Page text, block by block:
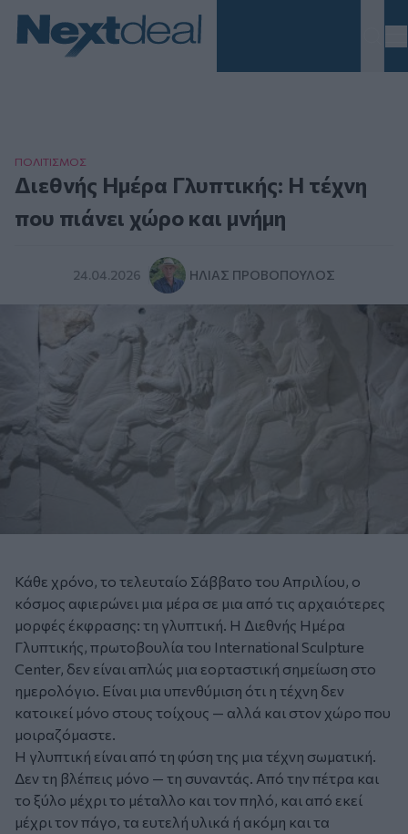
ΠΟΛΙΤΙΣΜΟΣ
Διεθνής Ημέρα Γλυπτικής: Η τέχνη
που πιάνει χώρο και μνήμη
24.04.2026 ΗΛΊΑΣ ΠΡΟΒΌΠΟΥΛΟΣ
Κάθε χρόνο, το τελευταίο Σάββατο του Απριλίου, ο
κόσμος αφιερώνει μια μέρα σε μια από τις αρχαιότερες
μορφές έκφρασης: τη γλυπτική. Η Διεθνής Ημέρα
Γλυπτικής, πρωτοβουλία του International Sculpture
Center, δεν είναι απλώς μια εορταστική σημείωση στο
ημερολόγιο. Είναι μια υπενθύμιση ότι η τέχνη δεν
κατοικεί μόνο στους τοίχους — αλλά και στον χώρο που
μοιραζόμαστε.
Η γλυπτική είναι από τη φύση της μια τέχνη σωματική.
Δεν τη βλέπεις μόνο — τη συναντάς. Από την πέτρα και
το ξύλο μέχρι το μέταλλο και τον πηλό, και από εκεί
μέχρι τον πάγο, τα ευτελή υλικά ή ακόμη και τα